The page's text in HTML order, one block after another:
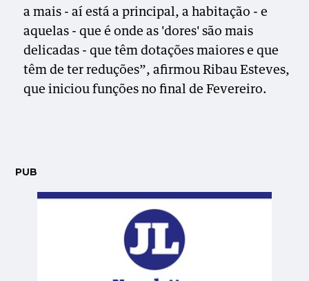
a mais - aí está a principal, a habitação - e
aquelas - que é onde as 'dores' são mais
delicadas - que têm dotações maiores e que
têm de ter reduções”, afirmou Ribau Esteves,
que iniciou funções no final de Fevereiro.
PUB